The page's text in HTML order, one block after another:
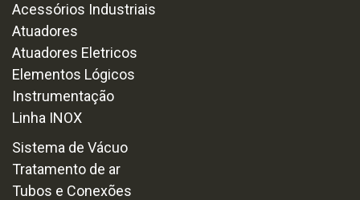
Acessórios Industriais
Atuadores
Atuadores Eletricos
Elementos Lógicos
Instrumentação
Linha INOX
Sistema de Vácuo
Tratamento de ar
Tubos e Conexões